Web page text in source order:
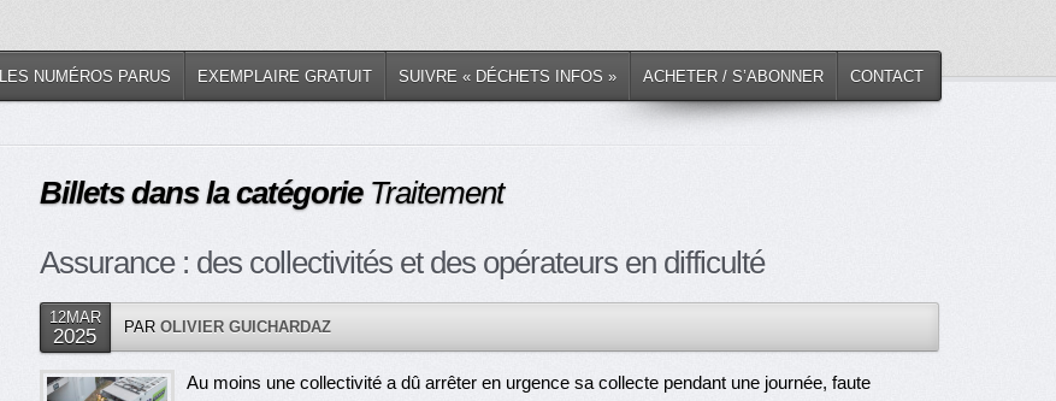
LES NUMÉROS PARUS EXEMPLAIRE GRATUIT SUIVRE « DÉCHETS INFOS » ACHETER / S’ABONNER CONTACT
Billets dans la catégorie Traitement
Assurance : des collectivités et des opérateurs en difficulté
12MAR
2025 PAR OLIVIER GUICHARDAZ
Au moins une collectivité a dû arrêter en urgence sa collecte pendant une journée, faute